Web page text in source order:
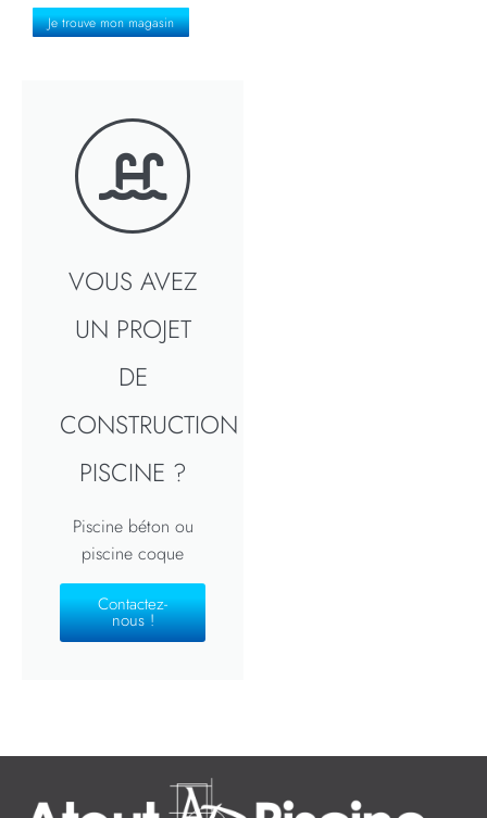
Je trouve mon magasin
VOUS AVEZ
UN PROJET
DE
CONSTRUCTION
PISCINE ?
Piscine béton ou
piscine coque
Contactez-
nous !